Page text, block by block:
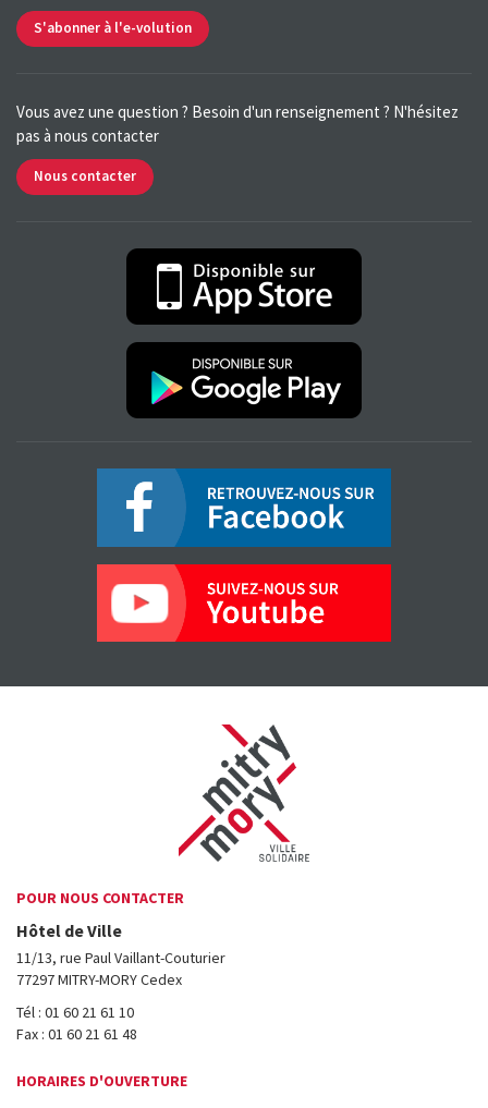
S'abonner à l'e-volution
Vous avez une question ? Besoin d'un renseignement ? N'hésitez
pas à nous contacter
Nous contacter
POUR NOUS CONTACTER
Hôtel de Ville
11/13, rue Paul Vaillant-Couturier
77297 MITRY-MORY Cedex
Tél : 01 60 21 61 10
Fax : 01 60 21 61 48
HORAIRES D'OUVERTURE